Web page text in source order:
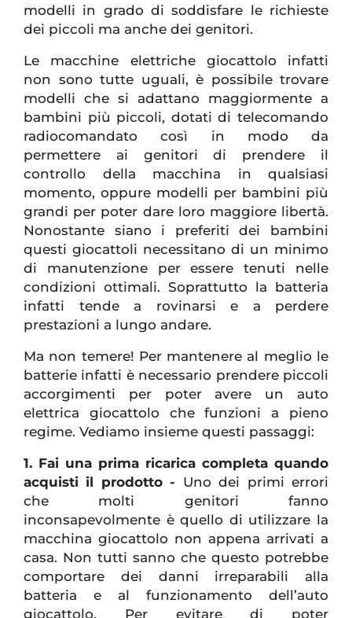
modelli in grado di soddisfare le richieste
dei piccoli ma anche dei genitori.
Le macchine elettriche giocattolo infatti
non sono tutte uguali, è possibile trovare
modelli che si adattano maggiormente a
bambini più piccoli, dotati di telecomando
radiocomandato così in modo da
permettere ai genitori di prendere il
controllo della macchina in qualsiasi
momento, oppure modelli per bambini più
grandi per poter dare loro maggiore libertà.
Nonostante siano i preferiti dei bambini
questi giocattoli necessitano di un minimo
di manutenzione per essere tenuti nelle
condizioni ottimali. Soprattutto la batteria
infatti tende a rovinarsi e a perdere
prestazioni a lungo andare.
Ma non temere! Per mantenere al meglio le
batterie infatti è necessario prendere piccoli
accorgimenti per poter avere un auto
elettrica giocattolo che funzioni a pieno
regime. Vediamo insieme questi passaggi:
1. Fai una prima ricarica completa quando
acquisti il prodotto - Uno dei primi errori
che molti genitori fanno
inconsapevolmente è quello di utilizzare la
macchina giocattolo non appena arrivati a
casa. Non tutti sanno che questo potrebbe
comportare dei danni irreparabili alla
batteria e al funzionamento dell’auto
giocattolo. Per evitare di poter